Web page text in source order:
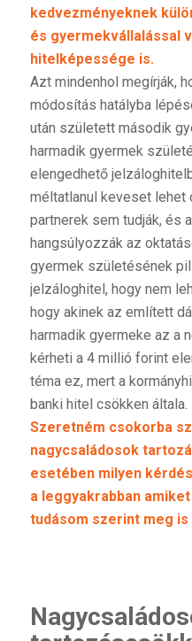
kedvezményeknek
és gyermekvállalással
hitelképessége is.
Azt mindenhol megírják,
módosítás hatályba
után született második
harmadik gyermek
elengedhető
méltatlanul keveset
partnerek sem tudják, és
hangsúlyozzák az
gyermek születésének
jelzáloghitel, hogy nem
hogy akinek az említett
harmadik gyermeke az a
kérheti a 4 millió forint
téma ez, mert a
banki hitel csökken általa.
Szeretném csokorba
nagycsaládosok
esetében milyen
a leggyakrabban
tudásom szerint meg